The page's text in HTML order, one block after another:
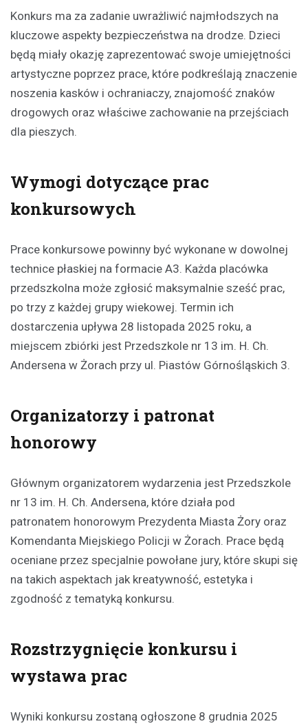
Konkurs ma za zadanie uwrażliwić najmłodszych na
kluczowe aspekty bezpieczeństwa na drodze. Dzieci
będą miały okazję zaprezentować swoje umiejętności
artystyczne poprzez prace, które podkreślają znaczenie
noszenia kasków i ochraniaczy, znajomość znaków
drogowych oraz właściwe zachowanie na przejściach
dla pieszych.
Wymogi dotyczące prac
konkursowych
Prace konkursowe powinny być wykonane w dowolnej
technice płaskiej na formacie A3. Każda placówka
przedszkolna może zgłosić maksymalnie sześć prac,
po trzy z każdej grupy wiekowej. Termin ich
dostarczenia upływa 28 listopada 2025 roku, a
miejscem zbiórki jest Przedszkole nr 13 im. H. Ch.
Andersena w Żorach przy ul. Piastów Górnośląskich 3.
Organizatorzy i patronat
honorowy
Głównym organizatorem wydarzenia jest Przedszkole
nr 13 im. H. Ch. Andersena, które działa pod
patronatem honorowym Prezydenta Miasta Żory oraz
Komendanta Miejskiego Policji w Żorach. Prace będą
oceniane przez specjalnie powołane jury, które skupi się
na takich aspektach jak kreatywność, estetyka i
zgodność z tematyką konkursu.
Rozstrzygnięcie konkursu i
wystawa prac
Wyniki konkursu zostaną ogłoszone 8 grudnia 2025